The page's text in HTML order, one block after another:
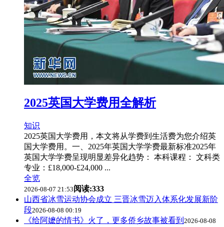
2025英国大学费用全解析
知识
2025英国大学费用，本文将从学费到生活费为您介绍英
国大学费用。一、2025年英国大学学费最新标准2025年
英国大学学费呈现明显差异化趋势： 本科课程： 文科类
专业：£18,000-£24,000 ...
全览
2026-08-07 21:53阅读:333
山西省冰雪运动协会成立 三晋冰雪迈入体系化发展新阶
段2026-08-08 00:19
《给阿嬷的情书》火了，更多侨乡故事被看到 2026-08-08